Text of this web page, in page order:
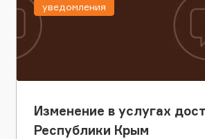
Изменение в услугах
Республики Крым
уведомления